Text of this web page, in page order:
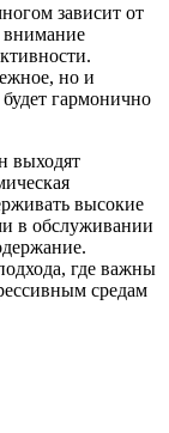
зависит от
внимание
но и
гармонично
выходят
высокие
в обслуживании
где важны
средам